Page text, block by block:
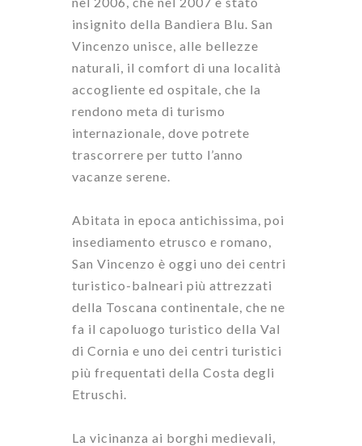
insignito della Bandiera Blu. San
Vincenzo unisce, alle bellezze
naturali, il comfort di una località
accogliente ed ospitale, che la
rendono meta di turismo
internazionale, dove potrete
trascorrere per tutto l’anno
vacanze serene.
Abitata in epoca antichissima, poi
insediamento etrusco e romano,
San Vincenzo è oggi uno dei centri
turistico-balneari più attrezzati
della Toscana continentale, che ne
fa il capoluogo turistico della Val
di Cornia e uno dei centri turistici
più frequentati della Costa degli
Etruschi.
La vicinanza ai borghi medievali,